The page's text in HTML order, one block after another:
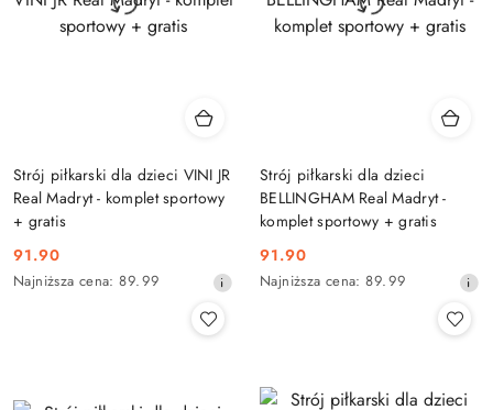
Strój piłkarski dla dzieci VINI JR
Real Madryt - komplet sportowy
+ gratis
Cena
promocyjna:
91.90
Najniższa
obniżką
Najniższa cena: 89.99
Strój piłkarski dla dzieci
BELLINGHAM Real Madryt -
komplet sportowy + gratis
Cena
promocyjna:
91.90
Najniższa
obniżką
Najniższa cena: 89.99